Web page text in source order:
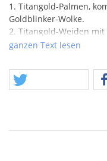
1. Titangold-Palmen,
Goldblinker-Wolke.
2. Titangold-Weiden
Goldblinker-Wolke.
Blütenregen und
4. Coco-Palmen in
kombiniert mit gelbem
Silberblinker-Wolke.
ganzen Text lesen